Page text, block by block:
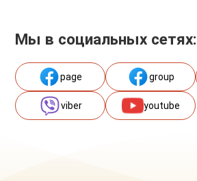
Мы в социальных сетях:
page group
viber youtube